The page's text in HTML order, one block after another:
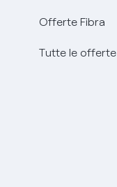
Offerte Fibra
Tutte le offerte